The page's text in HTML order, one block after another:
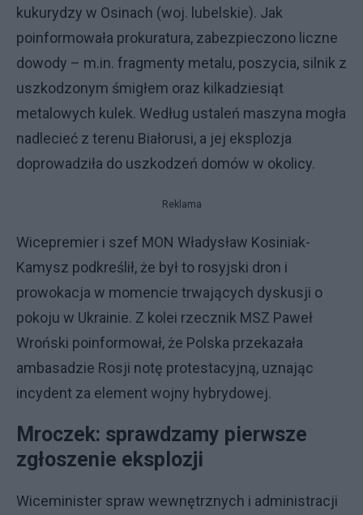
kukurydzy w Osinach (woj. lubelskie). Jak
poinformowała prokuratura, zabezpieczono liczne
dowody – m.in. fragmenty metalu, poszycia, silnik z
uszkodzonym śmigłem oraz kilkadziesiąt
metalowych kulek. Według ustaleń maszyna mogła
nadlecieć z terenu Białorusi, a jej eksplozja
doprowadziła do uszkodzeń domów w okolicy.
Reklama
Wicepremier i szef MON Władysław Kosiniak-
Kamysz podkreślił, że był to rosyjski dron i
prowokacja w momencie trwających dyskusji o
pokoju w Ukrainie. Z kolei rzecznik MSZ Paweł
Wroński poinformował, że Polska przekazała
ambasadzie Rosji notę protestacyjną, uznając
incydent za element wojny hybrydowej.
Mroczek: sprawdzamy pierwsze
zgłoszenie eksplozji
Wiceminister spraw wewnętrznych i administracji